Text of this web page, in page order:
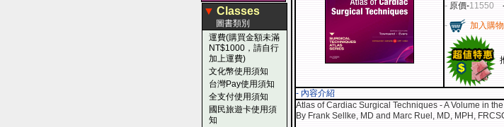
▼ Classes
圖書類別
運費(購買金額未滿
NT$1000，請自行
加上運費)
文化幣使用須知
台灣Pay使用須知
全支付使用須知
國民旅遊卡使用須
知
- 原價-11550
-
加入購
- 內容介紹
Atlas of Cardiac Surgical Techniques - A Volume in
By Frank Sellke, MD and Marc Ruel, MD, MPH,